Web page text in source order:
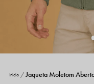
Início Jaqueta Moletom